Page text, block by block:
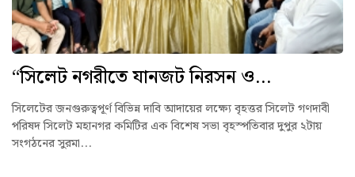
“সিলেট নগরীতে যানজট নিরসন ও...
সিলেটের জনগুরুত্বপূর্ণ বিভিন্ন দাবি আদায়ের লক্ষ্যে বৃহত্তর সিলেট গণদাবী
পরিষদ সিলেট মহানগর কমিটির এক বিশেষ সভা বৃহস্পতিবার দুপুর ২টায়
সংগঠনের সুরমা...